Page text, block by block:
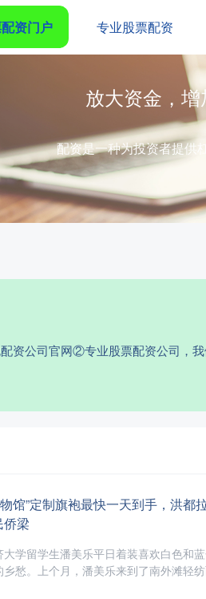
资门户 专业股票配资
放大资金，
配资是一种为投资者提供
资公司官网②专业股票配资公司，
馆”定制旗袍最快一天到手，洪都
侨梁
学留学生潘美乐平日着装喜欢白色和
愁。上个月，潘美乐来到了南外滩轻